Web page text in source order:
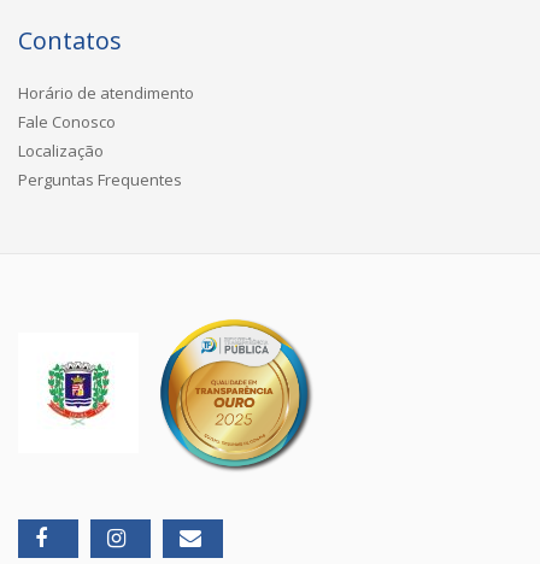
Contatos
Horário de atendimento
Fale Conosco
Localização
Perguntas Frequentes